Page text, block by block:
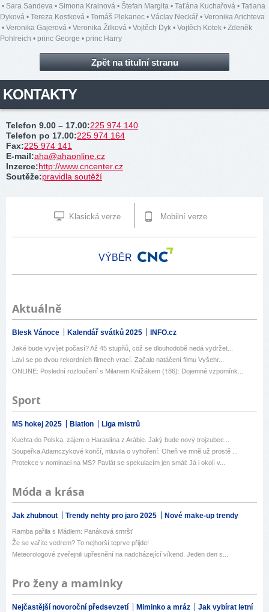
• Sara Sandeva • Simona Krainová • Štefan Margita • Taťána Kuchařová • Tatiana
Dyková • Tereza Kostková • Tomáš Plekanec • Václav Neckář • Veronika Arichteva
• Veronika Gajerová • Veronika Žilková • Vojtěch Dyk • Vojtěch Kotek • Zdeněk
Pohlreich • princ George • princ Harry
Zpět na titulní stranu
KONTAKTY
Telefon 9.00 – 17.00:225 974 140
Telefon po 17.00:225 974 164
Fax:225 974 141
E-mail:aha@ahaonline.cz
Inzerce:http://www.cncenter.cz
Soutěže:pravidla soutěží
Klasická verze Mobilní verze
VÝBĚR
Aktuálně
Blesk Vánoce Kalendář svátků 2025 INFO.cz
Jaké bude vyvíjet počasí? Až 45 stupňů, což se dlouhodobě nedá vydržet...
Lavi se po dvou rekordních filmech vrací. Začalo natáčení filmu Vyšehr...
ONLINE: Poslední rozloučení s Milanem Knížákem (†86): Dojemné vzpomínk...
Sport
MS hokej 2025 Biatlon Liga mistrů
Kuchta do Polska, zájem o Haraslína z Arábie. Jaký bude nový trojzubec...
Soupeřka Adamczykové končí, mluvila o vyhoření: Oheň ve mně už prostě ...
Protekce v nominaci na MS? Pavlát se spekulacím jen smál: Já i okolí v...
Móda a krása
Jak zhubnout Trendy nehty pro jaro 2025 Nové make-up trendy
Ramba pařila s Mádlem: Panáková smršť
Že se vaříte vedrem? To nejhorší teprve přijde!
Meteorologové zveřejnili upřesnění na nadcházející víkend. Jeden den s...
Pro ženy a maminky
Nejčastější novoroční předsevzetí Miminko a mráz
Jak vybírat letní